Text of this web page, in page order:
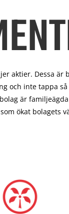
aktier. Dessa är
och inte tappa
är
ökat bolagets